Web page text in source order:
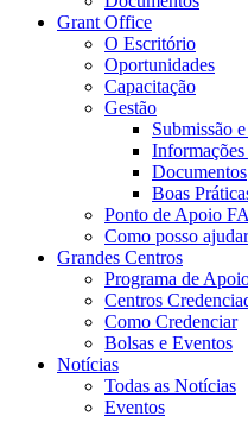
Grant Office
O Escritório
Oportunidades
Capacitação
Gestão
Submissão
Documentos
Boas
Ponto de Apoio
Como posso
Grandes Centros
Programa de
Centros
Como Credenciar
Bolsas e Eventos
Notícias
Todas as Notícias
Eventos